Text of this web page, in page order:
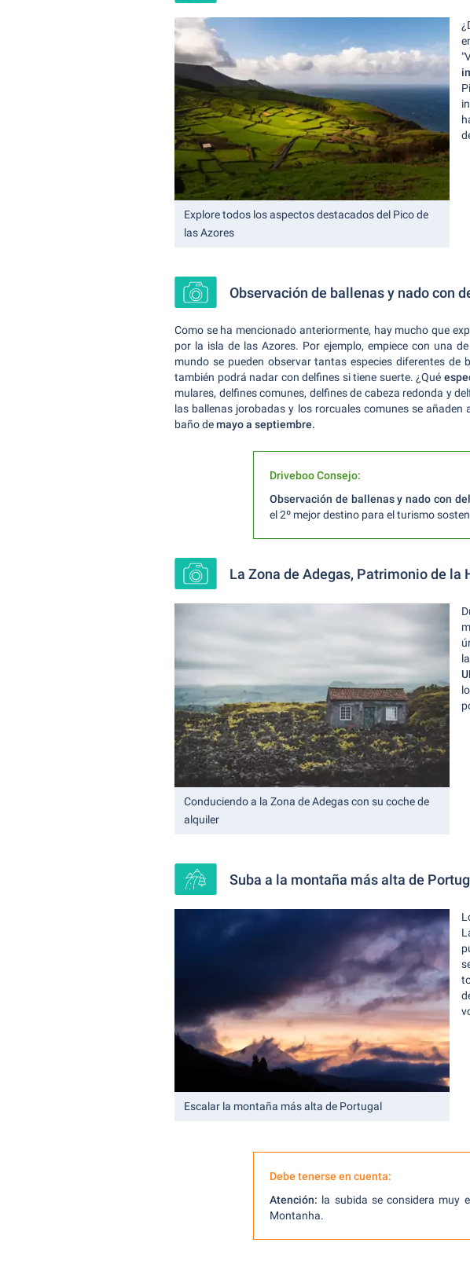
Explore todos los aspectos destacados del Pico de
las Azores
Observación de ballenas y nado con
Como se ha mencionado anteriormente, hay mucho que
por la isla de las Azores. Por ejemplo, empiece con una
mundo se pueden observar tantas especies diferentes de
también podrá nadar con delfines si tiene suerte. ¿Qué
mulares, delfines comunes, delfines de cabeza redonda y
las ballenas jorobadas y los rorcuales comunes se
baño demayo a septiembre.
Driveboo Consejo:
Observación de ballenas y nado con
el 2º mejor destino para el turismo
La Zona de Adegas, Patrimonio de la
Conduciendo a la Zona de Adegas con su coche de
alquiler
Suba a la montaña más alta de
Escalar la montaña más alta de Portugal
Debe tenerse en cuenta:
Atención: la subida se considera muy
Montanha.